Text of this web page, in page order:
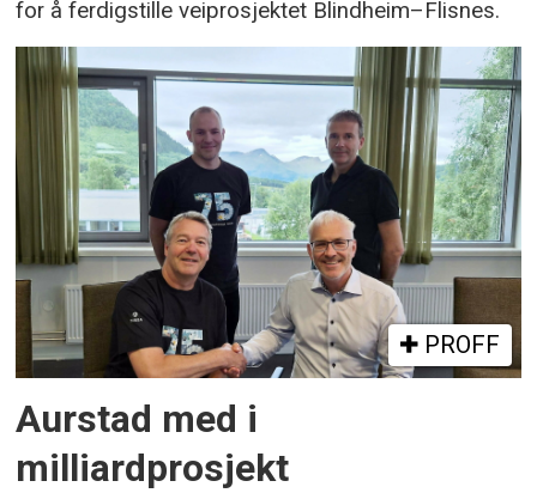
for å ferdigstille veiprosjektet Blindheim–Flisnes.
PROFF
Aurstad med i
milliardprosjekt